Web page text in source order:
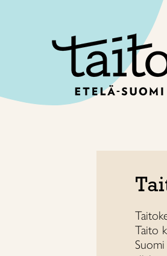
Taito
Suomi